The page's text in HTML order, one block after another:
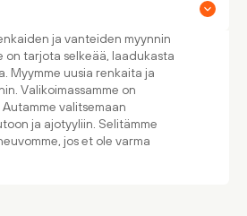
ja vanteiden myynnin
on tarjota selkeää, laadukasta
Myymme uusia renkaita ja
Valikoimassamme on
valitsemaan
ja ajotyyliin. Selitämme
jos et ole varma